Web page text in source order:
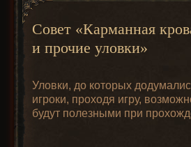
Совет «Карманная
и прочие уловки»
Уловки, до которых
игроки, проходя игру,
будут полезными при